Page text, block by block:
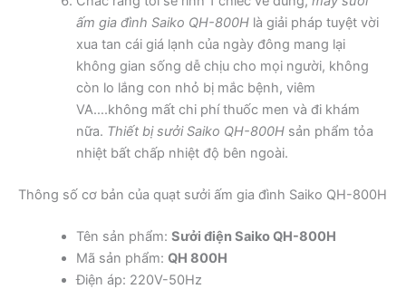
ấm gia đình Saiko QH-800Hlà giải pháp tuyệt vời
xua tan cái giá lạnh của ngày đông mang lại
không gian sống dễ chịu cho mọi người, không
còn lo lắng con nhỏ bị mắc bệnh, viêm
VA….không mất chi phí thuốc men và đi khám
nữa. Thiết bị sưởi Saiko QH-800Hsản phẩm tỏa
nhiệt bất chấp nhiệt độ bên ngoài.
Thông số cơ bản của quạt sưởi ấm gia đình Saiko QH-800H
Tên sản phẩm: Sưởi điện Saiko QH-800H
Mã sản phẩm: QH 800H
Điện áp: 220V-50Hz